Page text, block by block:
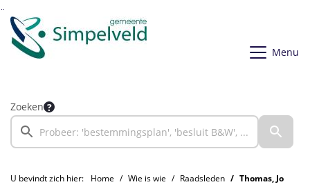
Ga naar de inhoud van deze pagina
Ga naar het zoeken
Ga naar het menu
Menu
Zoeken
U bevindt zich hier: Home Wie is wie Raadsleden Thomas, Jo